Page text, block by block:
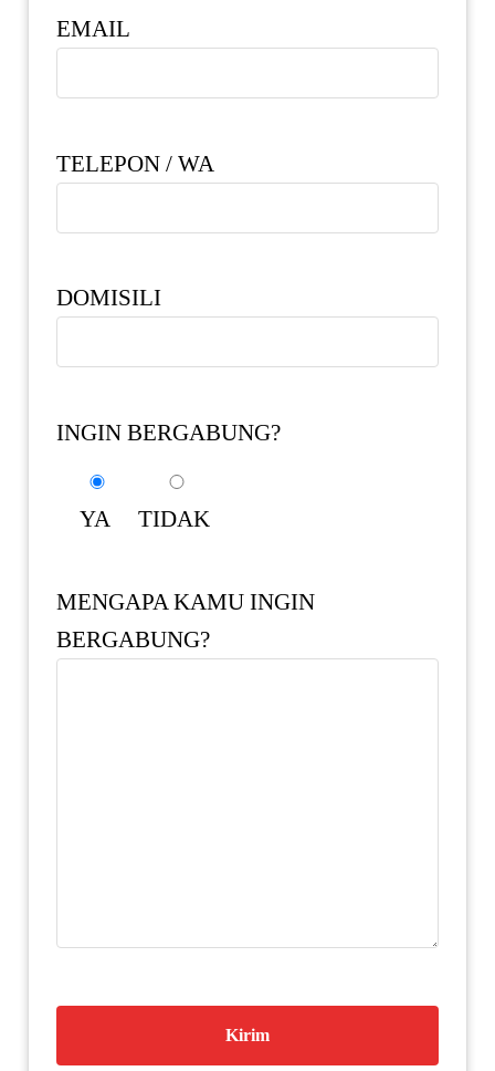
EMAIL
TELEPON / WA
DOMISILI
INGIN BERGABUNG?
YA TIDAK
MENGAPA KAMU INGIN
BERGABUNG?